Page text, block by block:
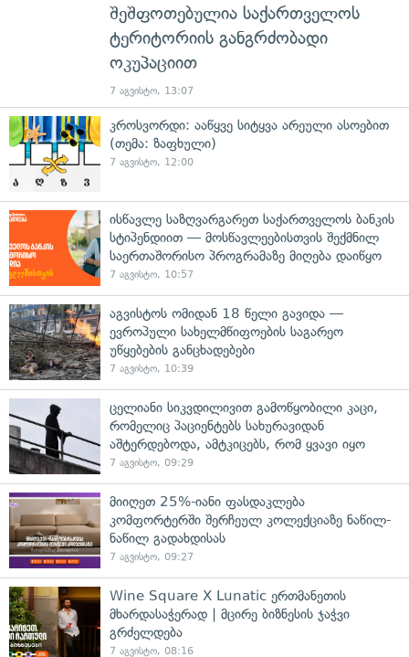
შეშფოთებულია საქართველოს
ტერიტორიის განგრძობადი
ოკუპაციით
7 აგვისტო, 13:07
კროსვორდი: ააწყვე სიტყვა არეული ასოებით
(თემა: ზაფხული)
7 აგვისტო, 12:00
ისწავლე საზღვარგარეთ საქართველოს ბანკის
სტიპენდიით — მოსწავლეებისთვის შექმნილ
საერთაშორისო პროგრამაზე მიღება დაიწყო
7 აგვისტო, 10:57
აგვისტოს ომიდან 18 წელი გავიდა —
ევროპული სახელმწიფოების საგარეო
უწყებების განცხადებები
7 აგვისტო, 10:39
ცელიანი სიკვდილივით გამოწყობილი კაცი,
რომელიც პაციენტებს სახურავიდან
აშტერდებოდა, ამტკიცებს, რომ ყვავი იყო
7 აგვისტო, 09:29
მიიღეთ 25%-იანი ფასდაკლება
კომფორტერში შერჩეულ კოლექციაზე ნაწილ-
ნაწილ გადახდისას
7 აგვისტო, 09:27
Wine Square X Lunatic ერთმანეთის
მხარდასაჭერად | მცირე ბიზნესის ჯაჭვი
გრძელდება
7 აგვისტო, 08:16